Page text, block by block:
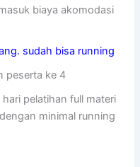
biaya akomodasi
sudah bisa running
peserta ke 4
pelatihan full materi
minimal running